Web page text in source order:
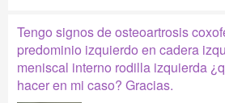
Tengo signos de osteoartrosis
predominio izquierdo en cadera
meniscal interno rodilla izquierda
hacer en mi caso? Gracias.